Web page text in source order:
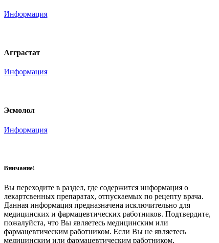
Информация
Агграстат
Информация
Эсмолол
Информация
Внимание!
Вы переходите в раздел, где содержится информация о
лекартсвенных препаратах, отпускаемых по рецепту врача.
Данная информация предназначена исключительно для
медицинских и фармацевтических работников. Подтвердите,
пожалуйста, что Вы являетесь медицинским или
фармацевтическим работником. Если Вы не являетесь
медицинским или фармацевтическим работником,